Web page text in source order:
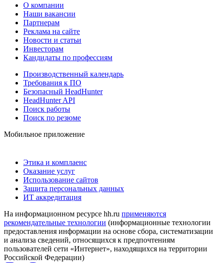
О компании
Наши вакансии
Партнерам
Реклама на сайте
Новости и статьи
Инвесторам
Кандидаты по профессиям
Производственный календарь
Требования к ПО
Безопасный HeadHunter
HeadHunter API
Поиск работы
Поиск по резюме
Мобильное приложение
Этика и комплаенс
Оказание услуг
Использование сайтов
Защита персональных данных
ИТ аккредитация
На информационном ресурсе hh.ru применяются
рекомендательные технологии (информационные технологии
предоставления информации на основе сбора, систематизации
и анализа сведений, относящихся к предпочтениям
пользователей сети «Интернет», находящихся на территории
Российской Федерации)